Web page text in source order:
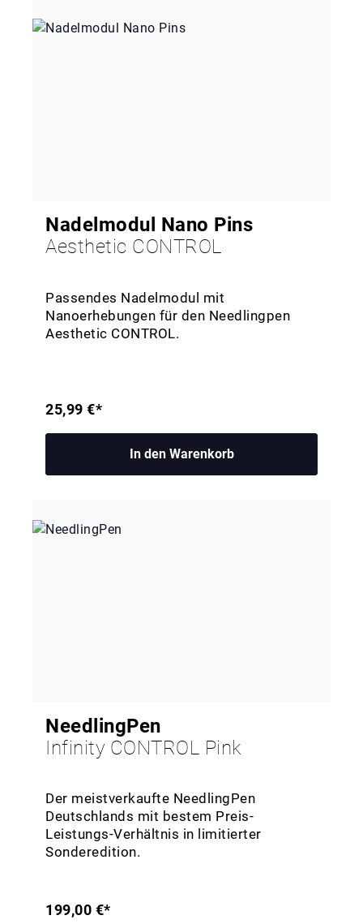
Nadelmodul Nano Pins
Aesthetic CONTROL
Passendes Nadelmodul mit
Nanoerhebungen für den Needlingpen
Aesthetic CONTROL.
25,99 €*
In den Warenkorb
NeedlingPen
Infinity CONTROL Pink
Der meistverkaufte NeedlingPen
Deutschlands mit bestem Preis-
Leistungs-Verhältnis in limitierter
Sonderedition.
199,00 €*